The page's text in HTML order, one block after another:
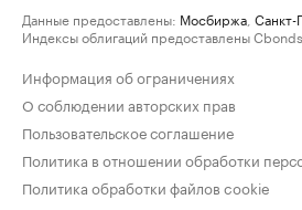
Данные предоставлены: Мосбиржа Санкт-
Индексы облигаций предоставлены Cbonds.
Информация об ограничениях
О соблюдении авторских прав
Пользовательское соглашение
Политика в отношении обработки
Политика обработки файлов cookie